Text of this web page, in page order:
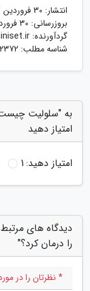
انتشار: 30 فروردین 1404
بروزرسانی: 30 فروردین 1404
گردآورنده:
شناسه مطلب: 2372
به "سلولیت
امتیاز دهید
امتیاز دهید:1
دیدگاه های
را درمان کرد؟"
* نظرتان را در